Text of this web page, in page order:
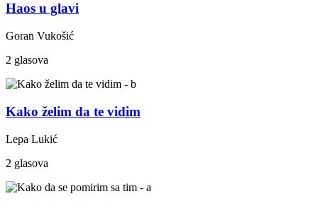
Haos u glavi
Goran Vukošić
2 glasova
Kako želim da te vidim
Lepa Lukić
2 glasova